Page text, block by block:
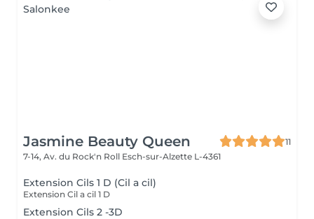
Jasmine Beauty Queen
11
7-14, Av. du Rock'n Roll Esch-sur-Alzette L-4361
Extension Cils 1 D (Cil a cil)
Extension Cil a cil 1 D
Extension Cils 2 -3D